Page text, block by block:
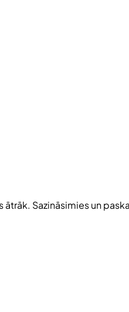
Sazināsimies un